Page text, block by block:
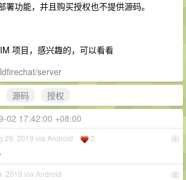
署功能，并且购买授权也不提供源码。
项目，感兴趣的，可以看看
server
源码
授权
02 17:42:00 +08:00
1
29, 2019 via Android 2
2
2019 via Android